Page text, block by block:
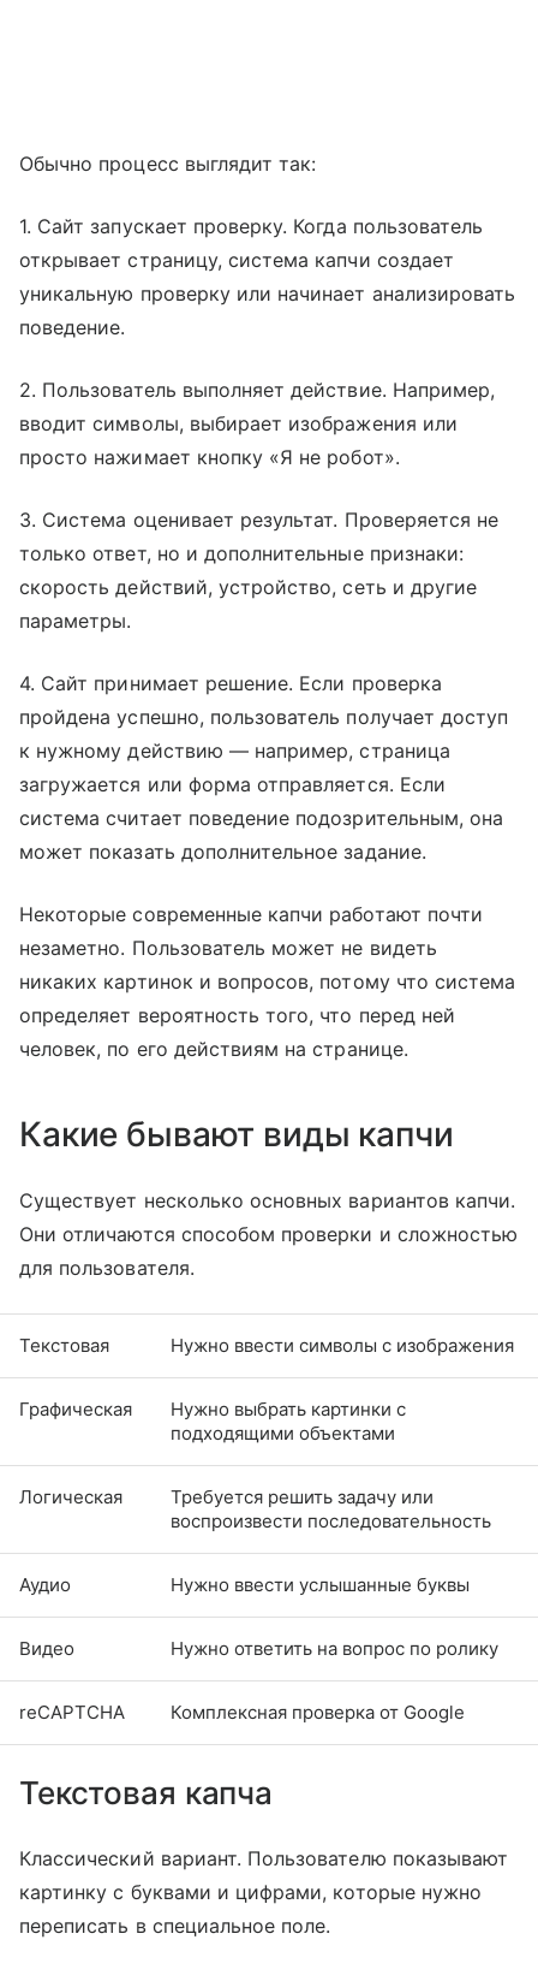
Обычно процесс выглядит так:
1. Сайт запускает проверку. Когда пользователь
открывает страницу, система капчи создает
уникальную проверку или начинает анализировать
поведение.
2. Пользователь выполняет действие. Например,
вводит символы, выбирает изображения или
просто нажимает кнопку «Я не робот».
3. Система оценивает результат. Проверяется не
только ответ, но и дополнительные признаки:
скорость действий, устройство, сеть и другие
параметры.
4. Сайт принимает решение. Если проверка
пройдена успешно, пользователь получает доступ
к нужному действию — например, страница
загружается или форма отправляется. Если
система считает поведение подозрительным, она
может показать дополнительное задание.
Некоторые современные капчи работают почти
незаметно. Пользователь может не видеть
никаких картинок и вопросов, потому что система
определяет вероятность того, что перед ней
человек, по его действиям на странице.
Какие бывают виды капчи
Существует несколько основных вариантов капчи.
Они отличаются способом проверки и сложностью
для пользователя.
Текстовая Нужно ввести символы с изображения
Графическая
Нужно выбрать картинки с
подходящими объектами
Логическая
Требуется решить задачу или
воспроизвести последовательность
Аудио Нужно ввести услышанные буквы
Видео Нужно ответить на вопрос по ролику
reCAPTCHA Комплексная проверка от Google
Текстовая капча
Классический вариант. Пользователю показывают
картинку с буквами и цифрами, которые нужно
переписать в специальное поле.